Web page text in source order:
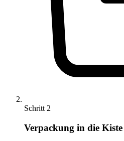
Schritt 2
Verpackung in die Kiste